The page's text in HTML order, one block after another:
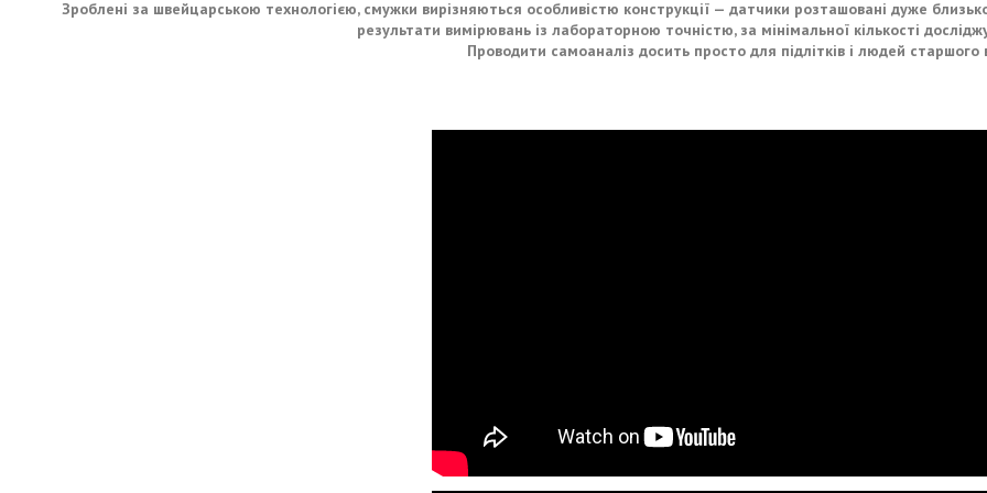
Зроблені за швейцарською технологією, смужки вирізняються особливістю конструкції — датчики розташовані дуже
результати вимірювань із лабораторною точністю, за мінімальної кількості
Проводити самоаналіз досить просто для підлітків і людей старшого